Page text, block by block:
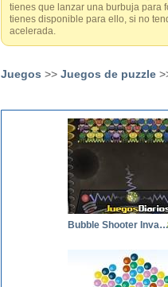
tienes que lanzar una burbuja para
tienes disponible para ello, si no
acelerada.
Juegos >> Juegos de puzzle
Bubble Shooter Invasion